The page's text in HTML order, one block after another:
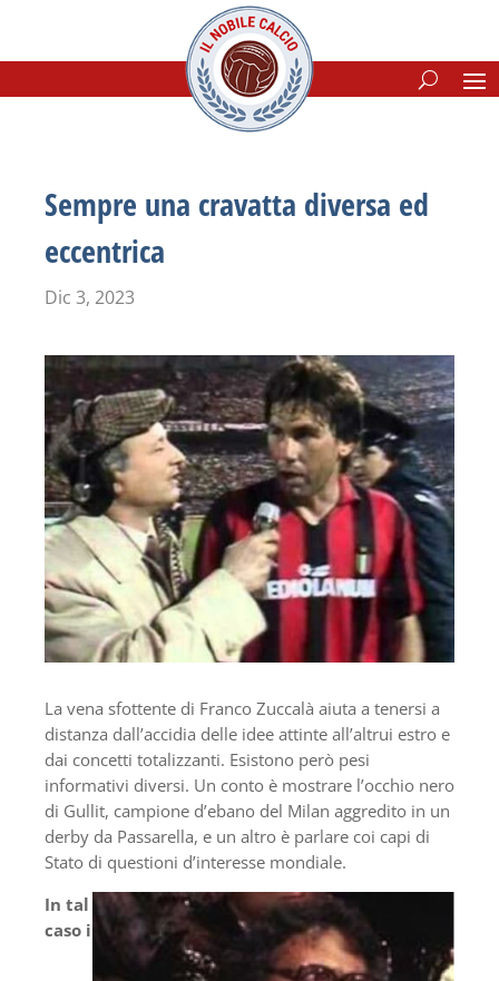
Sempre una cravatta diversa ed
eccentrica
Dic 3, 2023
La vena sfottente di Franco Zuccalà aiuta a tenersi a
distanza dall’accidia delle idee attinte all’altrui estro e
dai concetti totalizzanti. Esistono però pesi
informativi diversi. Un conto è mostrare l’occhio nero
di Gullit, campione d’ebano del Milan aggredito in un
derby da Passarella, e un altro è parlare coi capi di
Stato di questioni d’interesse mondiale.
In tal
caso i